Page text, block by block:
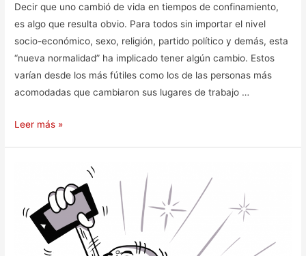
Decir que uno cambió de vida en tiempos de confinamiento,
es algo que resulta obvio. Para todos sin importar el nivel
socio-económico, sexo, religión, partido político y demás, esta
“nueva normalidad” ha implicado tener algún cambio. Estos
varían desde los más fútiles como los de las personas más
acomodadas que cambiaron sus lugares de trabajo …
Leer más »